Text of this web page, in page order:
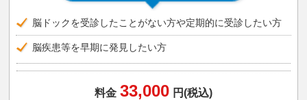
脳ドックを受診したことがない方や定期的に受診したい方
脳疾患等を早期に発見したい方
料金 33,000 円(税込)